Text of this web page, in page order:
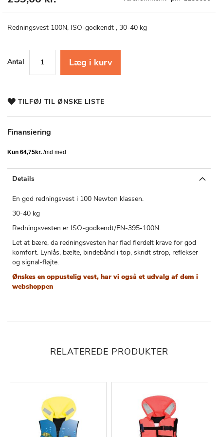
Redningsvest 100N, ISO-godkendt , 30-40 kg
Antal Læg i kurv
TILFØJ TIL ØNSKE LISTE
Finansiering
af
Details
En god redningsvest i 100 Newton klassen.
30-40 kg
Redningsvesten er ISO-godkendt/EN-395-100N.
Let at bære, da redningsvesten har flad flerdelt krave for god
komfort. Lynlås, bælte, bindebånd i top, skridt strop, reflekser
og signal-fløjte.
Ønskes en oppustelig vest, har vi også et udvalg af dem i
webshoppen
RELATEREDE PRODUKTER